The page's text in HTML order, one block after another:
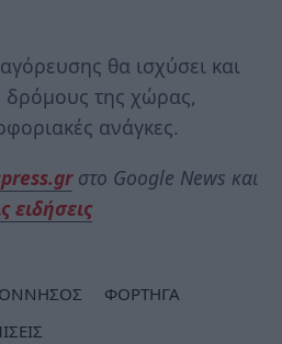
θα ισχύσει και
δρόμους της χώρας,
ανάγκες.
στο Google News και
ειδήσεις
ΦΟΡΤΗΓΑ